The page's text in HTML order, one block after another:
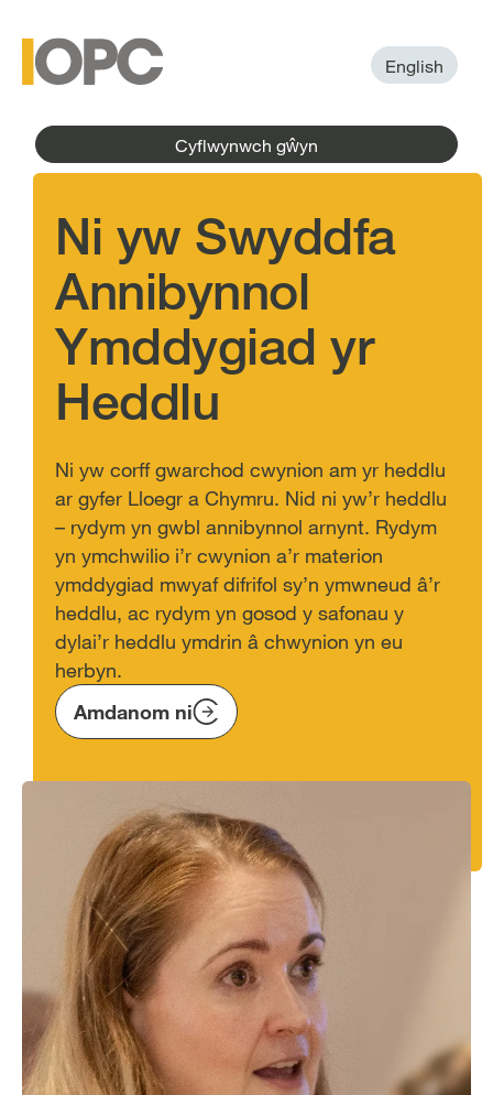
content
menu
Cyflwynwch gŵyn
English
Ni yw Swyddfa
Annibynnol
Ymddygiad yr
Heddlu
Ni yw corff gwarchod cwynion am yr heddlu
ar gyfer Lloegr a Chymru. Nid ni yw’r heddlu
– rydym yn gwbl annibynnol arnynt. Rydym
yn ymchwilio i’r cwynion a’r materion
ymddygiad mwyaf difrifol sy’n ymwneud â’r
heddlu, ac rydym yn gosod y safonau y
dylai’r heddlu ymdrin â chwynion yn eu
herbyn.
Amdanom ni